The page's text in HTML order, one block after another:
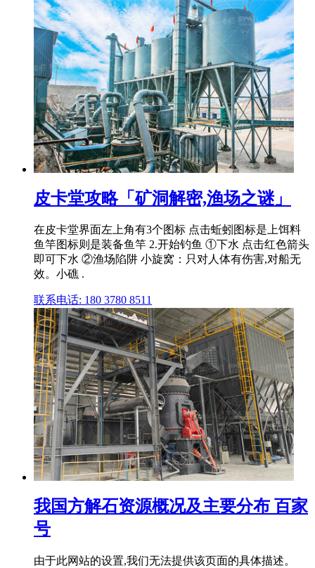
皮卡堂攻略「矿洞解密,渔场之谜」
在皮卡堂界面左上角有3个图标 点击蚯蚓图标是上饵料
鱼竿图标则是装备鱼竿 2.开始钓鱼 ①下水 点击红色箭头
即可下水 ②渔场陷阱 小旋窝：只对人体有伤害,对船无
效。小礁 .
联系电话: 180 3780 8511
我国方解石资源概况及主要分布 百家
号
由于此网站的设置,我们无法提供该页面的具体描述。